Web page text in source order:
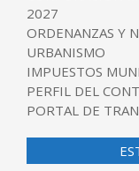
2027
ORDENANZAS Y
URBANISMO
IMPUESTOS
PERFIL DEL
PORTAL DE